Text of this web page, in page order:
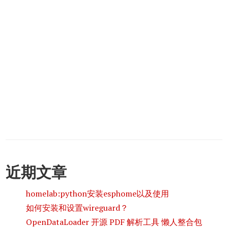
近期文章
homelab:python安装esphome以及使用
如何安装和设置wireguard？
OpenDataLoader 开源 PDF 解析工具 懒人整合包